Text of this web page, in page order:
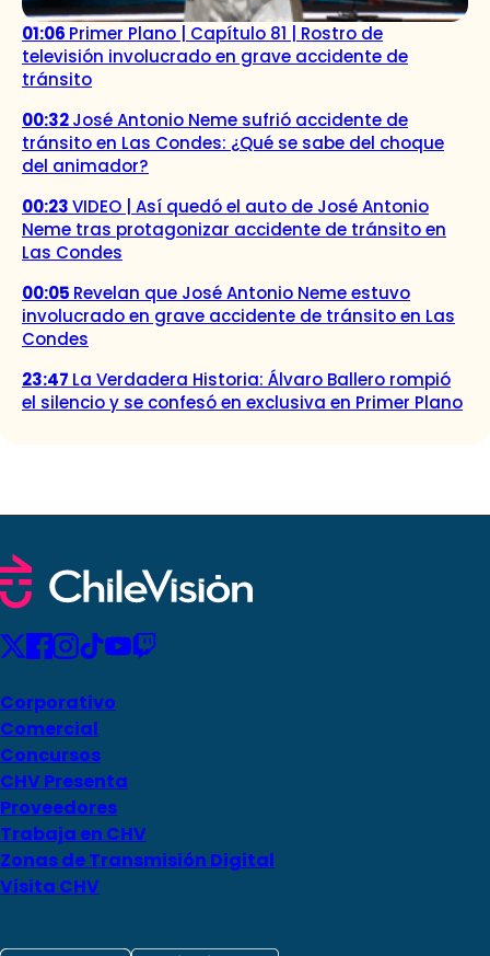
01:06 Primer Plano | Capítulo 81 | Rostro de
televisión involucrado en grave accidente de
tránsito
00:32José Antonio Neme sufrió accidente de
tránsito en Las Condes: ¿Qué se sabe del choque
del animador?
00:23VIDEO | Así quedó el auto de José Antonio
Neme tras protagonizar accidente de tránsito en
Las Condes
00:05 Revelan que José Antonio Neme estuvo
involucrado en grave accidente de tránsito en Las
Condes
23:47 La Verdadera Historia: Álvaro Ballero rompió
el silencio y se confesó en exclusiva en Primer Plano
Corporativo
Comercial
Concursos
CHV Presenta
Proveedores
Trabaja en CHV
Zonas de Transmisión Digital
Visita CHV